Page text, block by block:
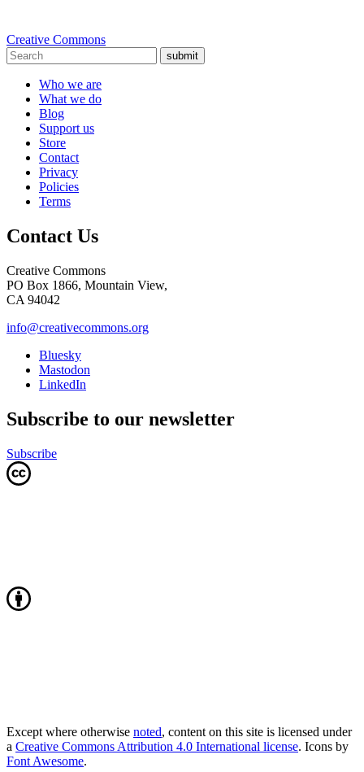
Creative Commons
submit
Who we are
What we do
Blog
Support us
Store
Contact
Privacy
Policies
Terms
Contact Us
Creative Commons
PO Box 1866, Mountain View,
CA 94042
info@creativecommons.org
Bluesky
Mastodon
LinkedIn
Subscribe to our newsletter
Subscribe
Except where otherwise noted, content on this site is licensed under
a Creative Commons Attribution 4.0 International license. Icons by
Font Awesome.